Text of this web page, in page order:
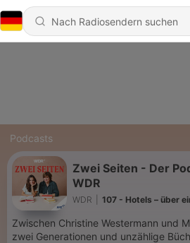
Podcasts
Zwei Seiten - Der
WDR
WDR 107 - Hotels – über
Zwischen Christine Westermann und
zwei Generationen und unzählige